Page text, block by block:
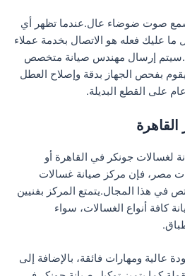
صوت ضوضاء عال.عندما تظهر أي
عليك فعله هو الاتصال بخدمة عملاء
إرسال مهندس صيانة متخصص
بفحص الجهاز بدقة وإصلاح العطل
على القطع البديلة.
لغسالات جونكر في القاهرة أو
مصر، فإن مركز صيانة غسالات
في هذا المجال.يتمتع المركز بفنيين
كافة أنواع الغسالات، سواء
عالية ومهارات فائقة، بالإضافة إلى